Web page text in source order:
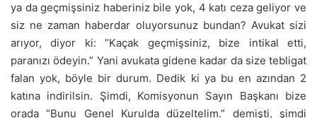
ya da geçmişsiniz haberiniz bile yok, 4 katı ceza geliyor ve
siz ne zaman haberdar oluyorsunuz bundan? Avukat sizi
arıyor, diyor ki: “Kaçak geçmişsiniz, bize intikal etti,
paranızı ödeyin.” Yani avukata gidene kadar da size tebligat
falan yok, böyle bir durum. Dedik ki ya bu en azından 2
katına indirilsin. Şimdi, Komisyonun Sayın Başkanı bize
orada “Bunu Genel Kurulda düzeltelim.” demişti, şimdi